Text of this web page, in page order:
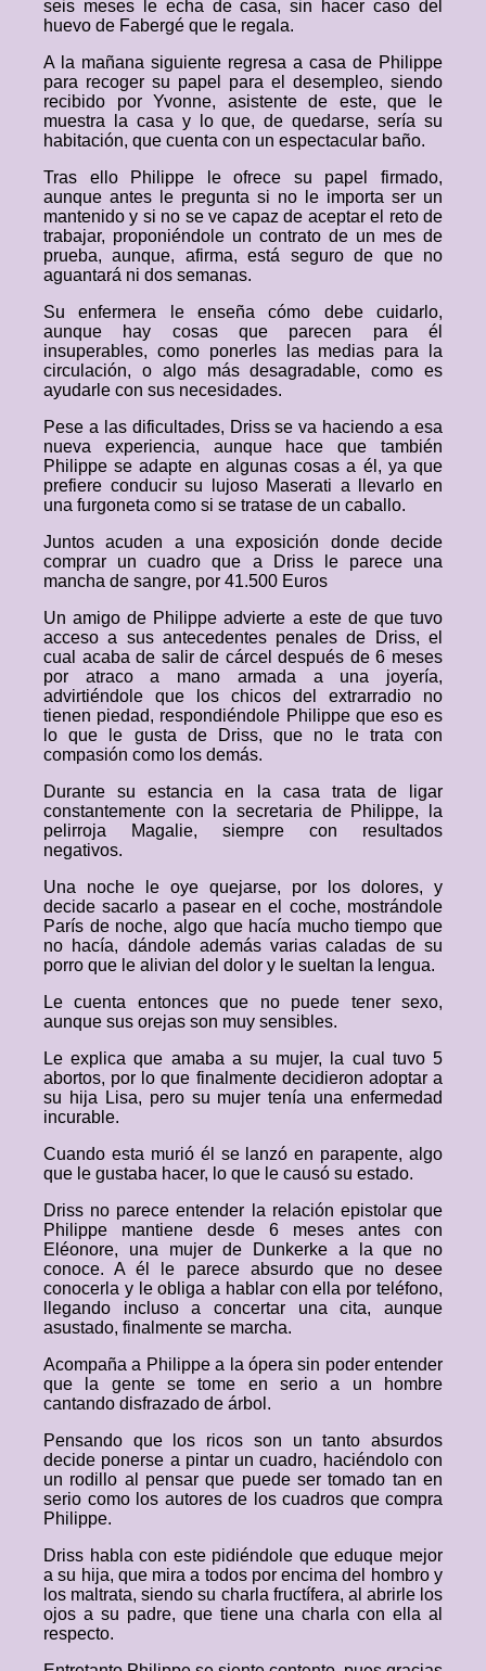
seis meses le echa de casa, sin hacer caso del
huevo de Fabergé que le regala.
A la mañana siguiente regresa a casa de Philippe
para recoger su papel para el desempleo, siendo
recibido por Yvonne, asistente de este, que le
muestra la casa y lo que, de quedarse, sería su
habitación, que cuenta con un espectacular baño.
Tras ello Philippe le ofrece su papel firmado,
aunque antes le pregunta si no le importa ser un
mantenido y si no se ve capaz de aceptar el reto de
trabajar, proponiéndole un contrato de un mes de
prueba, aunque, afirma, está seguro de que no
aguantará ni dos semanas.
Su enfermera le enseña cómo debe cuidarlo,
aunque hay cosas que parecen para él
insuperables, como ponerles las medias para la
circulación, o algo más desagradable, como es
ayudarle con sus necesidades.
Pese a las dificultades, Driss se va haciendo a esa
nueva experiencia, aunque hace que también
Philippe se adapte en algunas cosas a él, ya que
prefiere conducir su lujoso Maserati a llevarlo en
una furgoneta como si se tratase de un caballo.
Juntos acuden a una exposición donde decide
comprar un cuadro que a Driss le parece una
mancha de sangre, por 41.500 Euros
Un amigo de Philippe advierte a este de que tuvo
acceso a sus antecedentes penales de Driss, el
cual acaba de salir de cárcel después de 6 meses
por atraco a mano armada a una joyería,
advirtiéndole que los chicos del extrarradio no
tienen piedad, respondiéndole Philippe que eso es
lo que le gusta de Driss, que no le trata con
compasión como los demás.
Durante su estancia en la casa trata de ligar
constantemente con la secretaria de Philippe, la
pelirroja Magalie, siempre con resultados
negativos.
Una noche le oye quejarse, por los dolores, y
decide sacarlo a pasear en el coche, mostrándole
París de noche, algo que hacía mucho tiempo que
no hacía, dándole además varias caladas de su
porro que le alivian del dolor y le sueltan la lengua.
Le cuenta entonces que no puede tener sexo,
aunque sus orejas son muy sensibles.
Le explica que amaba a su mujer, la cual tuvo 5
abortos, por lo que finalmente decidieron adoptar a
su hija Lisa, pero su mujer tenía una enfermedad
incurable.
Cuando esta murió él se lanzó en parapente, algo
que le gustaba hacer, lo que le causó su estado.
Driss no parece entender la relación epistolar que
Philippe mantiene desde 6 meses antes con
Eléonore, una mujer de Dunkerke a la que no
conoce. A él le parece absurdo que no desee
conocerla y le obliga a hablar con ella por teléfono,
llegando incluso a concertar una cita, aunque
asustado, finalmente se marcha.
Acompaña a Philippe a la ópera sin poder entender
que la gente se tome en serio a un hombre
cantando disfrazado de árbol.
Pensando que los ricos son un tanto absurdos
decide ponerse a pintar un cuadro, haciéndolo con
un rodillo al pensar que puede ser tomado tan en
serio como los autores de los cuadros que compra
Philippe.
Driss habla con este pidiéndole que eduque mejor
a su hija, que mira a todos por encima del hombro y
los maltrata, siendo su charla fructífera, al abrirle los
ojos a su padre, que tiene una charla con ella al
respecto.